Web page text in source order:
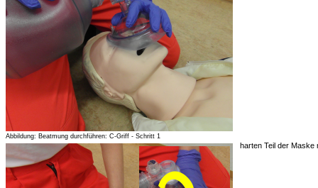
Abbildung: Beatmung durchführen: C-Griff - Schritt 1
harten Teil der Maske